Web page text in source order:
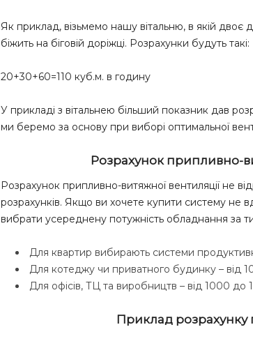
Як приклад, візьмемо нашу вітальню, в якій двоє
біжить на біговій доріжці. Розрахунки будуть такі:
20+30+60=110 куб.м. в годину
У прикладі з вітальнею більший показник дав
ми беремо за основу при виборі оптимальної
Розрахунок припливно-
Розрахунок припливно-витяжної вентиляції не
розрахунків. Якщо ви хочете купити систему не
вибрати усереднену потужність обладнання за
Для квартир вибирають системи
Для котеджу чи приватного будинку – від
Для офісів, ТЦ та виробництв – від 1000 до
Приклад розрахунку